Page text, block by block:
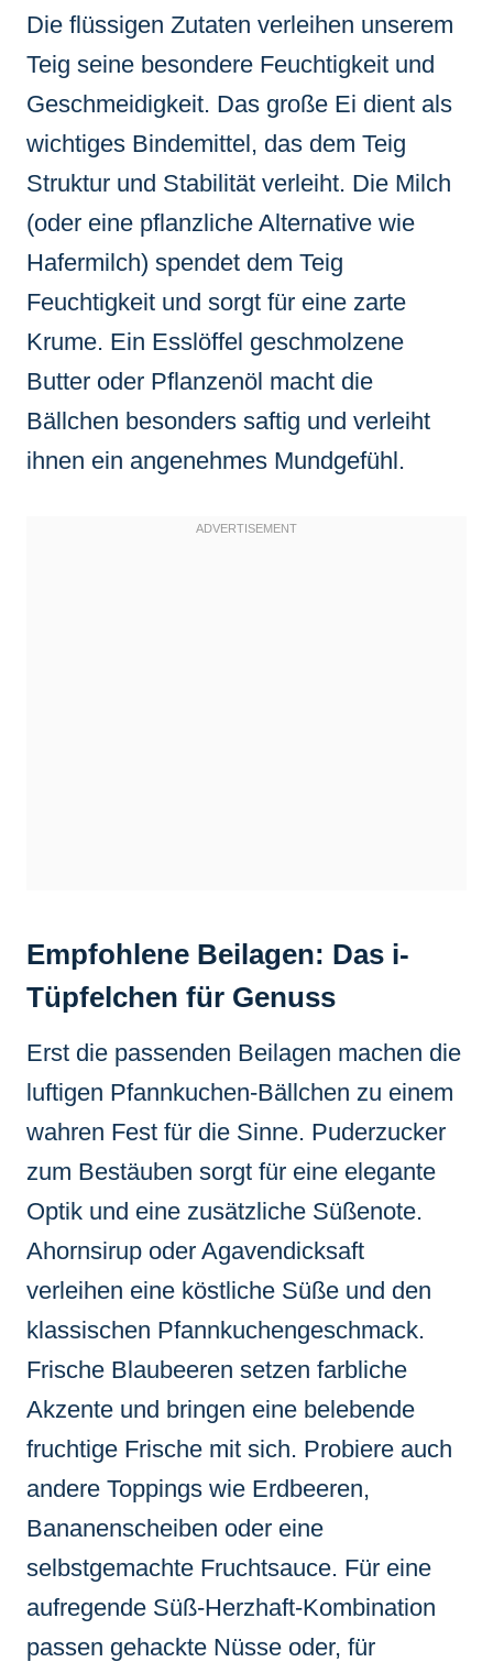
Die flüssigen Zutaten verleihen unserem
Teig seine besondere Feuchtigkeit und
Geschmeidigkeit. Das große Ei dient als
wichtiges Bindemittel, das dem Teig
Struktur und Stabilität verleiht. Die Milch
(oder eine pflanzliche Alternative wie
Hafermilch) spendet dem Teig
Feuchtigkeit und sorgt für eine zarte
Krume. Ein Esslöffel geschmolzene
Butter oder Pflanzenöl macht die
Bällchen besonders saftig und verleiht
ihnen ein angenehmes Mundgefühl.
Empfohlene Beilagen: Das i-
Tüpfelchen für Genuss
Erst die passenden Beilagen machen die
luftigen Pfannkuchen-Bällchen zu einem
wahren Fest für die Sinne. Puderzucker
zum Bestäuben sorgt für eine elegante
Optik und eine zusätzliche Süßenote.
Ahornsirup oder Agavendicksaft
verleihen eine köstliche Süße und den
klassischen Pfannkuchengeschmack.
Frische Blaubeeren setzen farbliche
Akzente und bringen eine belebende
fruchtige Frische mit sich. Probiere auch
andere Toppings wie Erdbeeren,
Bananenscheiben oder eine
selbstgemachte Fruchtsauce. Für eine
aufregende Süß-Herzhaft-Kombination
passen gehackte Nüsse oder, für